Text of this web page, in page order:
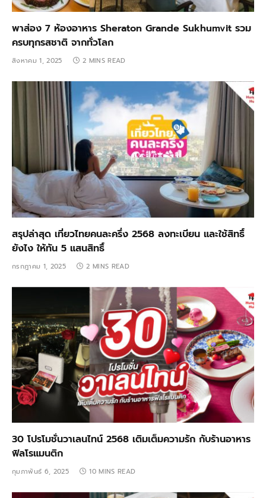
พาส่อง 7 ห้องอาหาร Sheraton Grande Sukhumvit รวม
ครบทุกรสชาติ จากทั่วโลก
สิงหาคม 1, 2025 2 MINS READ
สรุปล่าสุด เที่ยวไทยคนละครึ่ง 2568 ลงทะเบียน และใช้สิทธิ์
ยังไง ให้ทัน 5 แสนสิทธิ์
กรกฎาคม 1, 2025 2 MINS READ
30 โปรโมชั่นวาเลนไทน์ 2568 เติมเต็มความรัก กับร้านอาหาร
ฟิลโรแมนติก
กุมภาพันธ์ 6, 2025 10 MINS READ